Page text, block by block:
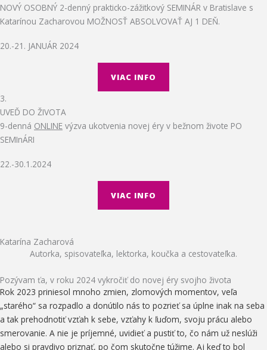
NOVÝ OSOBNÝ 2-denný prakticko-zážitkový SEMINÁR v Bratislave s
Katarínou Zacharovou MOŽNOSŤ ABSOLVOVAŤ AJ 1 DEŇ.​
20.-21. JANUÁR 2024
VIAC INFO
3.
UVEĎ DO ŽIVOTA
9-denná ONLINE výzva ukotvenia novej éry v bežnom živote PO
SEMInÁRI
22.-30.1.2024
VIAC INFO
Katarína Zacharová
Autorka, spisovateľka, lektorka, koučka a cestovateľka.
Pozývam ťa, v roku 2024 vykročiť do novej éry svojho života
Rok 2023 priniesol mnoho zmien, zlomových momentov, veľa
„starého“ sa rozpadlo a donútilo nás to pozrieť sa úplne inak na seba
a tak prehodnotiť vzťah k sebe, vzťahy k ľuďom, svoju prácu alebo
smerovanie. A nie je príjemné, uvidieť a pustiť to, čo nám už neslúži
alebo si pravdivo priznať, po čom skutočne túžime. Aj keď to bol